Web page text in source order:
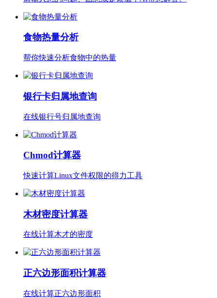
食物热量分析
帮你快速分析食物中的热量
银行卡归属地查询
在线银行号归属地查询
Chmod计算器
快速计算Linux文件权限的得力工具
木材密度计算器
在线计算木才的密度
正六边形面积计算器
在线计算正六边形面积